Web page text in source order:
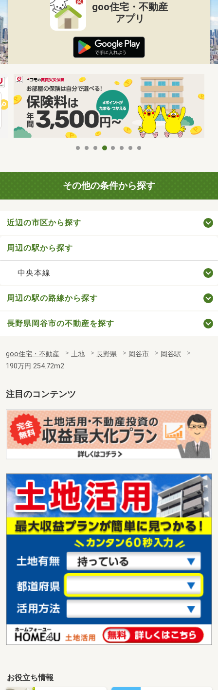
goo住宅・不動産
アプリ
その他の条件から探す
近辺の市区から探す
周辺の駅から探す
中央本線
周辺の駅の路線から探す
長野県岡谷市の不動産を探す
goo住宅・不動産 土地 長野県 岡谷市
岡谷駅
190万円 254.72m2
注目のコンテンツ
お役立ち情報